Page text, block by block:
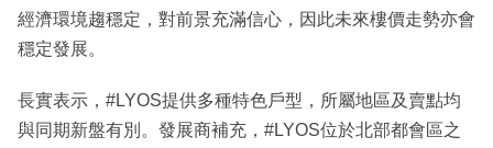
經濟環境趨穩定，對前景充滿信心，因此未來樓價走勢亦會
穩定發展。
長實表示，#LYOS提供多種特色戶型，所屬地區及賣點均
與同期新盤有別。發展商補充，#LYOS位於北部都會區之